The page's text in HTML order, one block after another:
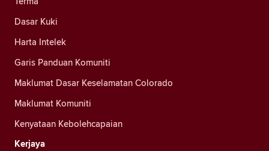
Dasar Kuki
Harta Intelek
Garis Panduan Komuniti
Maklumat Dasar Keselamatan Colorado
Maklumat Komuniti
Kenyataan Kebolehcapaian
Kerjaya